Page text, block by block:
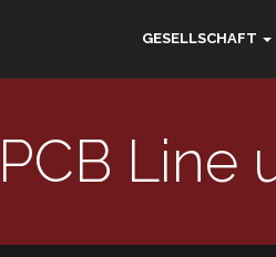
GESELLSCHAFT
Line